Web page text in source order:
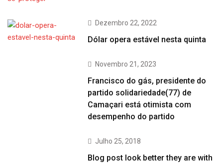
Dezembro 22, 2022
Dólar opera estável nesta quinta
Novembro 21, 2023
Francisco do gás, presidente do
partido solidariedade(77) de
Camaçari está otimista com
desempenho do partido
Julho 25, 2018
Blog post look better they are with